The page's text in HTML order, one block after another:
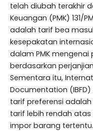
telah diubah terakhir
Keuangan (PMK) 131/
adalah tarif bea
kesepakatan
dalam PMK
berdasarkan
Sementara itu,
Documentation
tarif preferensi
tarif lebih rendah
impor barang